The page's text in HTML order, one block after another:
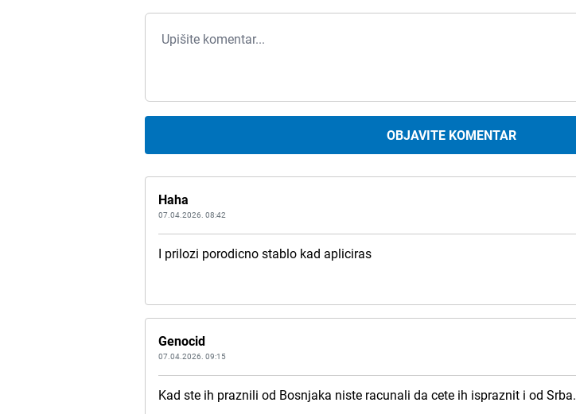
OBJAVITE KOMENTAR
Haha
07.04.2026. 08:42
I prilozi porodicno stablo kad apliciras
Genocid
07.04.2026. 09:15
Kad ste ih praznili od Bosnjaka niste racunali da cete ih ispraznit i od Srba.